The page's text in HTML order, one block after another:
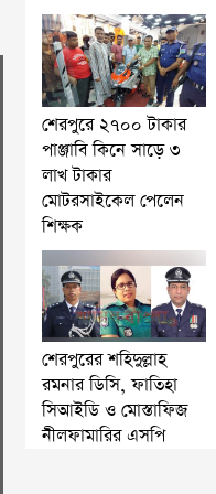
শেরপুরে ২৭০০ টাকার
পাঞ্জাবি কিনে সাড়ে ৩
লাখ টাকার
মোটরসাইকেল পেলেন
শিক্ষক
শেরপুরের শহিদুল্লাহ
রমনার ডিসি, ফাতিহা
সিআইডি ও মোস্তাফিজ
নীলফামারির এসপি